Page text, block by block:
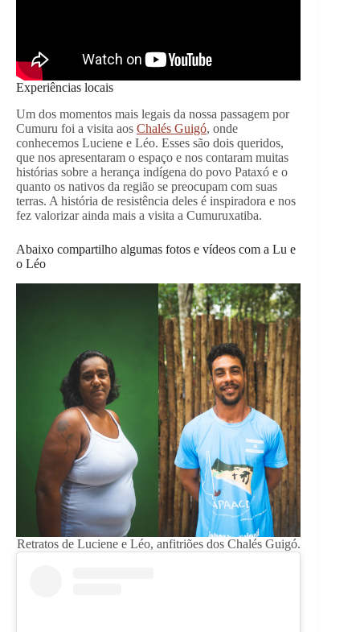
Experiências locais
Um dos momentos mais legais da nossa passagem por
Cumuru foi a visita aos Chalés Guigó, onde
conhecemos Luciene e Léo. Esses são dois queridos,
que nos apresentaram o espaço e nos contaram muitas
histórias sobre a herança indígena do povo Pataxó e o
quanto os nativos da região se preocupam com suas
terras. A história de resistência deles é inspiradora e nos
fez valorizar ainda mais a visita a Cumuruxatiba.
Abaixo compartilho algumas fotos e vídeos com a Lu e
o Léo
Retratos de Luciene e Léo, anfitriões dos Chalés Guigó.